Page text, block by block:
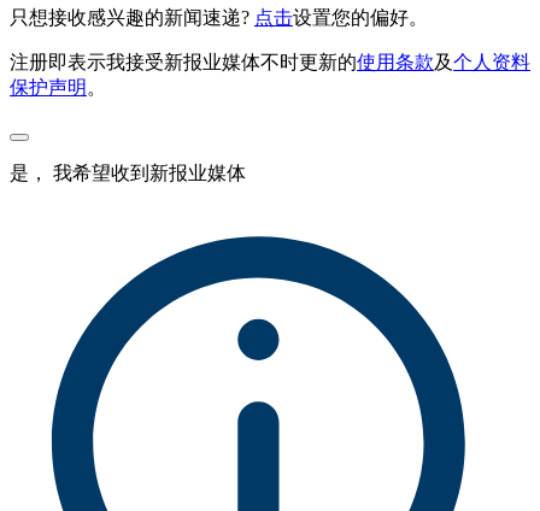
只想接收感兴趣的新闻速递? 点击设置您的偏好。
注册即表示我接受新报业媒体不时更新的使用条款及个人资料
保护声明 。
是， 我希望收到新报业媒体